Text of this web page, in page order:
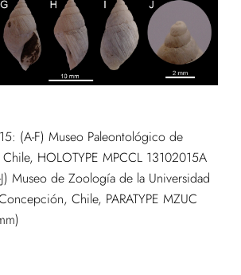
(A-F) Museo Paleontológico de
HOLOTYPE MPCCL 13102015A
Museo de Zoología de la Universidad
Chile, PARATYPE MZUC